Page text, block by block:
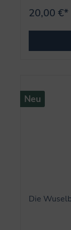
20,00 €*
Neu
Die